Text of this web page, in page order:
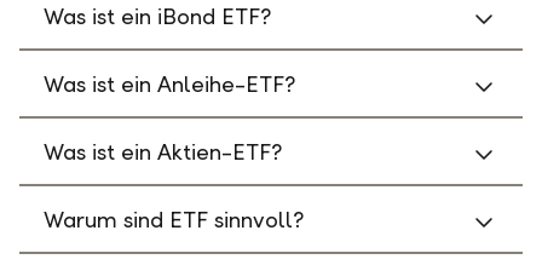
Was ist ein iBond ETF?
Was ist ein Anleihe-ETF?
Was ist ein Aktien-ETF?
Warum sind ETF sinnvoll?